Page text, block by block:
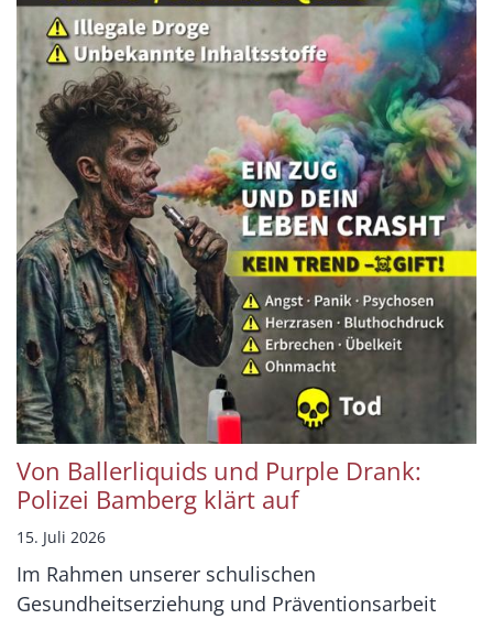
Von Ballerliquids und Purple Drank:
Polizei Bamberg klärt auf
15. Juli 2026
Im Rahmen unserer schulischen
Gesundheitserziehung und Präventionsarbeit